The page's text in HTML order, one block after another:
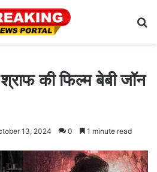
की फिल्म बेबी जॉन
13, 2024 0 1 minute read